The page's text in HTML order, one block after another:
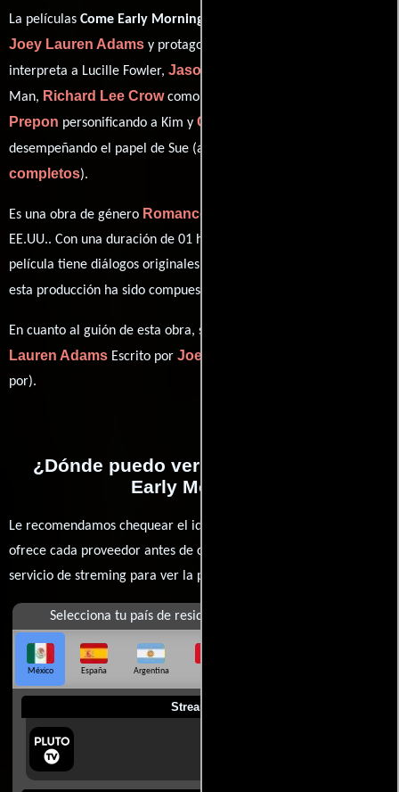
La películas Come Early Morning
Joey Lauren Adams y protagonizada por
interpreta a Lucille Fowler, Jason T. Davis
Man, Richard Lee Crowcomo Empleado de motel,
Prepon personificando a Kim y Christine Renee Ward
desempeñando el papel de Sue (as Christy Ward) (
completos).
Es una obra de género Romance
EE.UU.. Con una duración de 01 hr 37 min (97 minutos), esta
película tiene diálogos originales en
esta producción ha sido compuesta por
En cuanto al guión de esta obra, se encuentra a cargo de
Lauren Adams Escrito por Joey Lauren Adams
por).
¿Dónde puedo ver la películas Come
Early Morning?
Le recomendamos chequear el idioma, doblaje o subtítulos que
ofrece cada proveedor antes de comprar, alquilar o contratar un
servicio de streming para ver la películas.
Selecciona tu país de residencia
México España Argentina
Streaming